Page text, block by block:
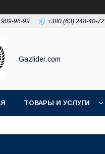
96-99 +380 (63) 248-40-72
Gazlider.com
ТОВАРЫ И УСЛУГИ